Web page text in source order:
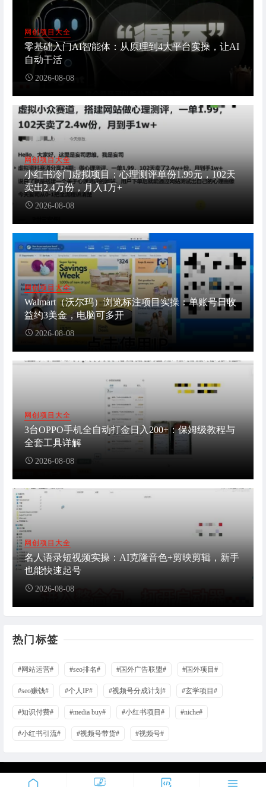
网创项目大全
零基础入门AI智能体：从原理到4大平台实操，让AI
自动干活
2026-08-08
网创项目大全
小红书冷门虚拟项目：心理测评单份1.99元，102天
卖出2.4万份，月入1万+
2026-08-08
网创项目大全
Walmart（沃尔玛）浏览标注项目实操：单账号日收
益约3美金，电脑可多开
2026-08-08
网创项目大全
3台OPPO手机全自动打金日入200+：保姆级教程与
全套工具详解
2026-08-08
网创项目大全
名人语录短视频实操：AI克隆音色+剪映剪辑，新手
也能快速起号
2026-08-08
热门标签
#网站运营# #seo排名# #国外广告联盟# #国外项目#
#seo赚钱# #个人IP# #视频号分成计划# #玄学项目#
#知识付费# #media buy# #小红书项目# #niche#
#小红书引流# #视频号带货# #视频号#
© 2026. All Rights Reserved. 湘ICP备2023021126号